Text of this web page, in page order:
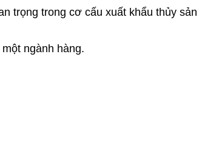
trọng trong cơ cấu xuất khẩu thủy
ngành hàng.